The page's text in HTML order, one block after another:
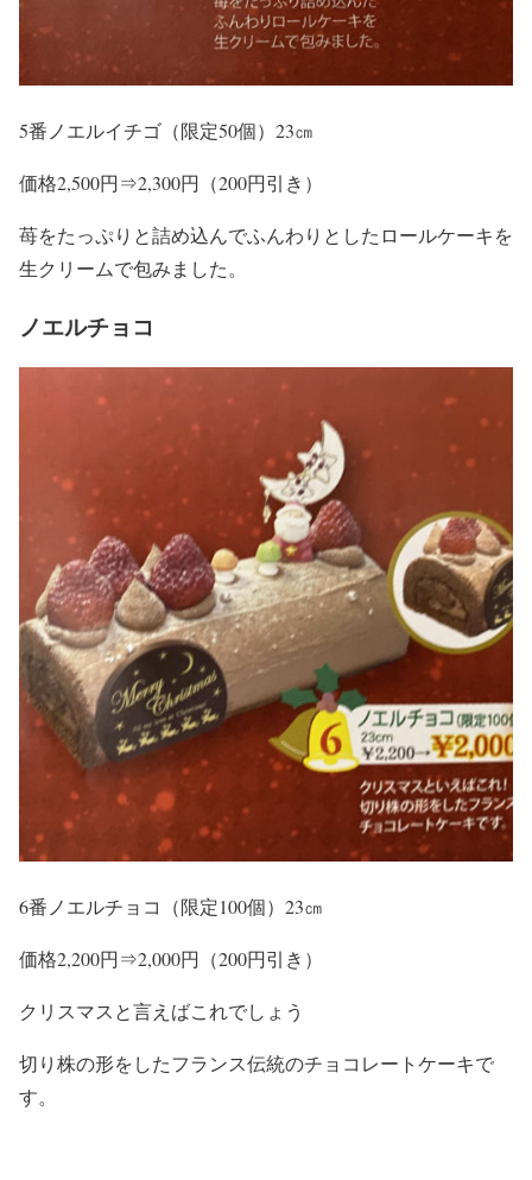
5番ノエルイチゴ（限定50個）23㎝
価格2,500円⇒2,300円（200円引き）
苺をたっぷりと詰め込んでふんわりとしたロールケーキを
生クリームで包みました。
ノエルチョコ
6番ノエルチョコ（限定100個）23㎝
価格2,200円⇒2,000円（200円引き）
クリスマスと言えばこれでしょう
切り株の形をしたフランス伝統のチョコレートケーキで
す。